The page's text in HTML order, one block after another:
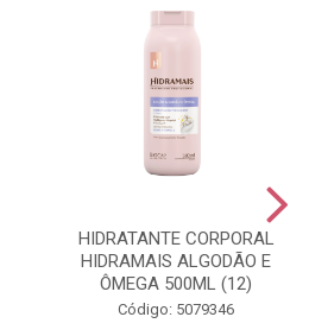
HIDRATANTE CORPORAL
HIDRAMAIS ALGODÃO E
ÔMEGA 500ML (12)
Código: 5079346